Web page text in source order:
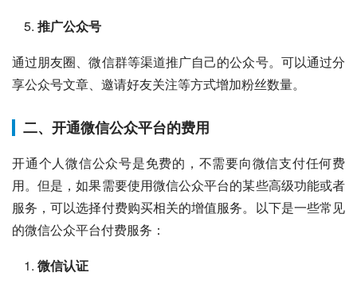
推广公众号
通过朋友圈、微信群等渠道推广自己的公众号。可以通过分
享公众号文章、邀请好友关注等方式增加粉丝数量。
二、开通微信公众平台的费用
开通个人微信公众号是免费的，不需要向微信支付任何费
用。但是，如果需要使用微信公众平台的某些高级功能或者
服务，可以选择付费购买相关的增值服务。以下是一些常见
的微信公众平台付费服务：
微信认证